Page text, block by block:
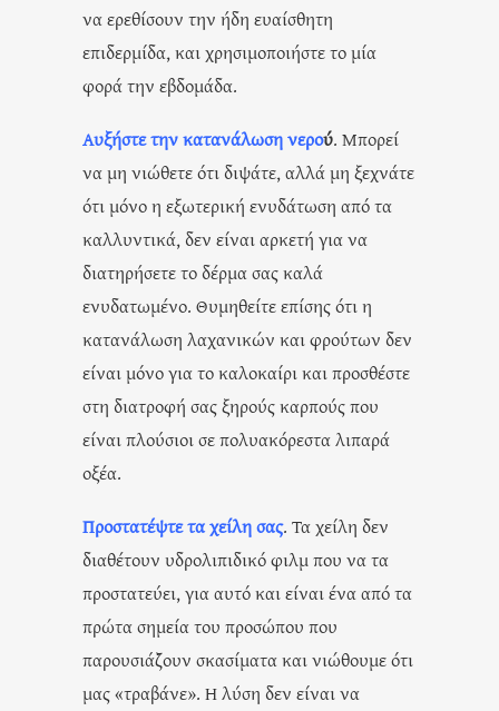
να ερεθίσουν την ήδη ευαίσθητη
επιδερμίδα, και χρησιμοποιήστε το μία
φορά την εβδομάδα.
Αυξήστε την κατανάλωση νερού. Μπορεί
να μη νιώθετε ότι διψάτε, αλλά μη ξεχνάτε
ότι μόνο η εξωτερική ενυδάτωση από τα
καλλυντικά, δεν είναι αρκετή για να
διατηρήσετε το δέρμα σας καλά
ενυδατωμένο. Θυμηθείτε επίσης ότι η
κατανάλωση λαχανικών και φρούτων δεν
είναι μόνο για το καλοκαίρι και προσθέστε
στη διατροφή σας ξηρούς καρπούς που
είναι πλούσιοι σε πολυακόρεστα λιπαρά
οξέα.
Προστατέψτε τα χείλη σας. Τα χείλη δεν
διαθέτουν υδρολιπιδικό φιλμ που να τα
προστατεύει, για αυτό και είναι ένα από τα
πρώτα σημεία του προσώπου που
παρουσιάζουν σκασίματα και νιώθουμε ότι
μας «τραβάνε». Η λύση δεν είναι να